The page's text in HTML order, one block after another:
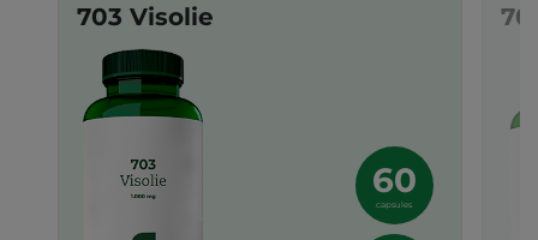
703 Visolie
60
capsules